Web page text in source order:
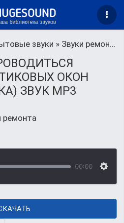
звуки » Звуки ремонта
ОКОН
ЗВУК MP3
ремонта
00:00